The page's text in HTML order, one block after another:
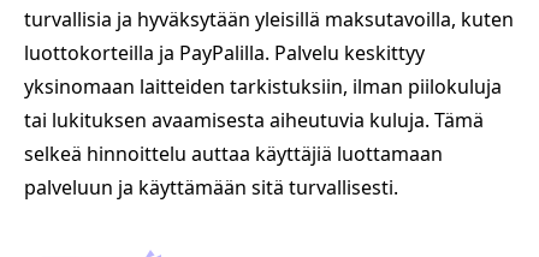
turvallisia ja hyväksytään yleisillä maksutavoilla, kuten
luottokorteilla ja PayPalilla. Palvelu keskittyy
yksinomaan laitteiden tarkistuksiin, ilman piilokuluja
tai lukituksen avaamisesta aiheutuvia kuluja. Tämä
selkeä hinnoittelu auttaa käyttäjiä luottamaan
palveluun ja käyttämään sitä turvallisesti.